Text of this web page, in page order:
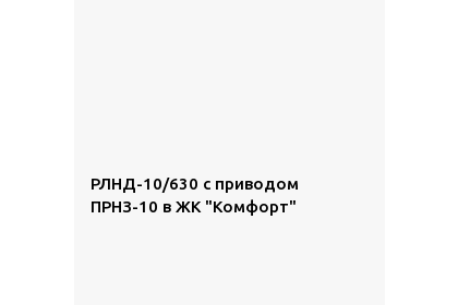
РЛНД-10/630 с приводом
ПРНЗ-10 в ЖК "Комфорт"